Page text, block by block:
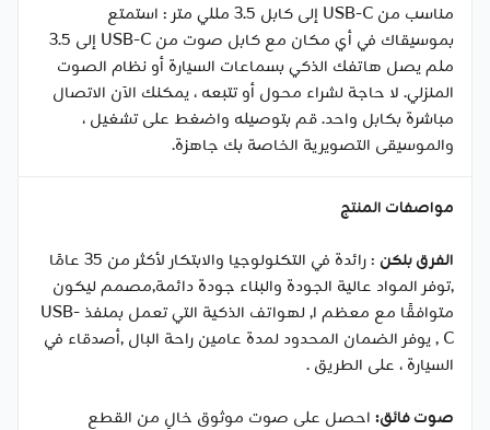
مناسب من USB-C إلى كابل 3.5 مللي متر : استمتع
بموسيقاك في أي مكان مع كابل صوت من USB-C إلى 3.5
ملم يصل هاتفك الذكي بسماعات السيارة أو نظام الصوت
المنزلي. لا حاجة لشراء محول أو تتبعه ، يمكنك الآن الاتصال
مباشرة بكابل واحد. قم بتوصيله واضغط على تشغيل ،
والموسيقى التصويرية الخاصة بك جاهزة.
مواصفات المنتج
الفرق بلكن
: رائدة في التكنولوجيا والابتكار لأكثر من 35 عامًا
,توفر المواد عالية الجودة والبناء جودة دائمة,مصمم ليكون
متوافقًا مع معظم ا, لهواتف الذكية التي تعمل بمنفذ USB-
C , يوفر الضمان المحدود لمدة عامين راحة البال ,أصدقاء في
السيارة ، على الطريق .
صوت فائق: احصل على صوت موثوق خالٍ من القطع